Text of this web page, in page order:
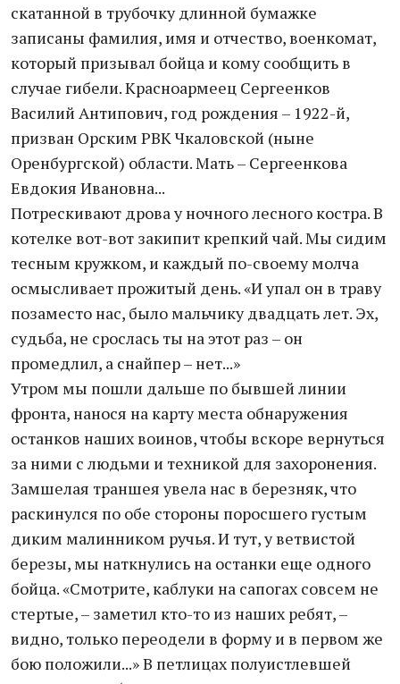
скатанной в трубочку длинной бумажке
записаны фамилия, имя и отчество, военкомат,
который призывал бойца и кому сообщить в
случае гибели. Красноармеец Сергеенков
Василий Антипович, год рождения – 1922-й,
призван Орским РВК Чкаловской (ныне
Оренбургской) области. Мать – Сергеенкова
Евдокия Ивановна...
Потрескивают дрова у ночного лесного костра. В
котелке вот-вот закипит крепкий чай. Мы сидим
тесным кружком, и каждый по-своему молча
осмысливает прожитый день. «И упал он в траву
позаместо нас, было мальчику двадцать лет. Эх,
судьба, не срослась ты на этот раз – он
промедлил, а снайпер – нет...»
Утром мы пошли дальше по бывшей линии
фронта, нанося на карту места обнаружения
останков наших воинов, чтобы вскоре вернуться
за ними с людьми и техникой для захоронения.
Замшелая траншея увела нас в березняк, что
раскинулся по обе стороны поросшего густым
диким малинником ручья. И тут, у ветвистой
березы, мы наткнулись на останки еще одного
бойца. «Смотрите, каблуки на сапогах совсем не
стертые, – заметил кто-то из наших ребят, –
видно, только переодели в форму и в первом же
бою положили...» В петлицах полуистлевшей